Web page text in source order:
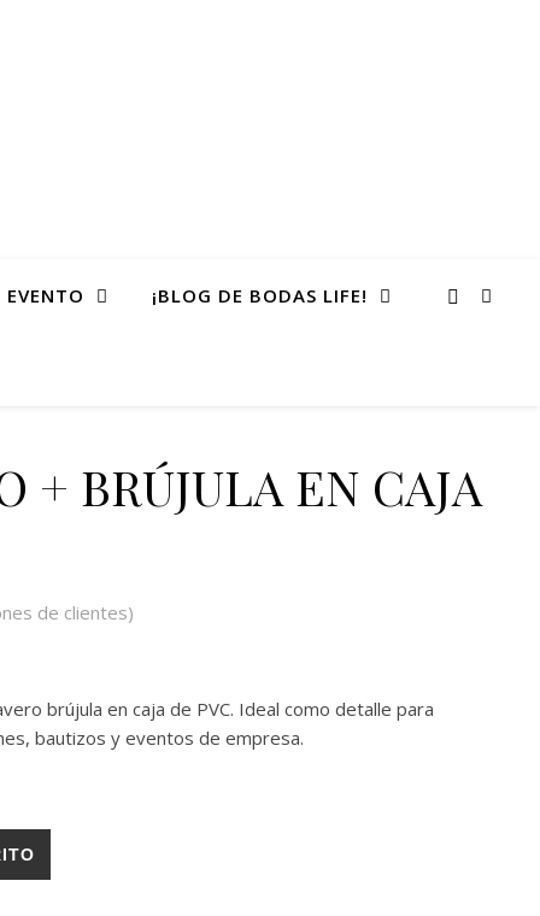
¡BLOG DE BODAS LIFE!
+ BRÚJULA EN CAJA
de clientes)
brújula en caja de PVC. Ideal como detalle para
bautizos y eventos de empresa.
PVC cantidad